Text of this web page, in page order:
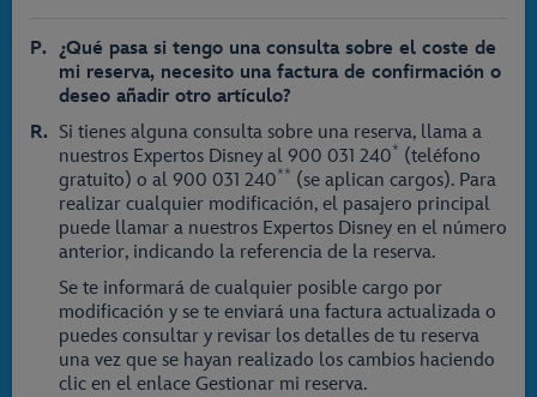
¿Qué pasa si tengo una consulta sobre el coste de
mi reserva, necesito una factura de confirmación o
deseo añadir otro artículo?
Si tienes alguna consulta sobre una reserva, llama a
nuestros Expertos Disney al 900 031 240* (teléfono
gratuito) o al 900 031 240** (se aplican cargos). Para
realizar cualquier modificación, el pasajero principal
puede llamar a nuestros Expertos Disney en el número
anterior, indicando la referencia de la reserva.
Se te informará de cualquier posible cargo por
modificación y se te enviará una factura actualizada o
puedes consultar y revisar los detalles de tu reserva
una vez que se hayan realizado los cambios haciendo
clic en el enlace Gestionar mi reserva.